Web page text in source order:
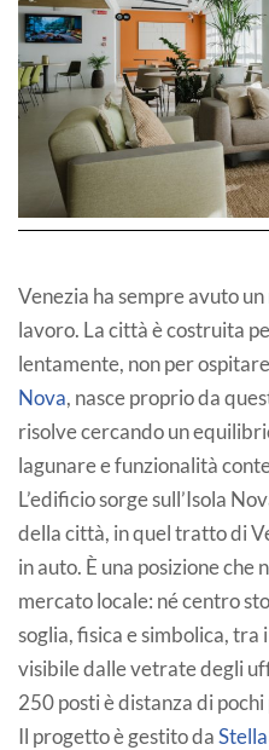
Venezia ha sempre avuto
lavoro. La città è costruita
lentamente, non per
Nova, nasce proprio da
risolve cercando un
lagunare e funzionalità
L’edificio sorge sull’Isola
della città, in quel tratto di
in auto. È una posizione che
mercato locale: né centro
soglia, fisica e simbolica, tra
visibile dalle vetrate degli
250 posti è distanza di pochi
Il progetto è gestito da